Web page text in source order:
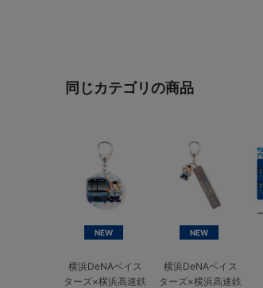
同じカテゴリの商品
NEW
横浜DeNAベイス
ターズ×横浜高速鉄
NEW
横浜DeNAベイス
ターズ×横浜高速鉄